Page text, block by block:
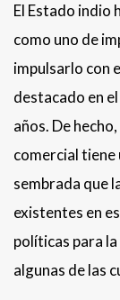
El Estado indio
como uno de
impulsarlo con
destacado en
años. De
comercial tiene
sembrada que
existentes en
políticas para
algunas de las